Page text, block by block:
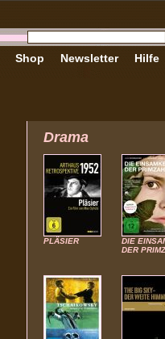
Shop Newsletter Hilfe
Drama
PLÄSIER
DIE
DER